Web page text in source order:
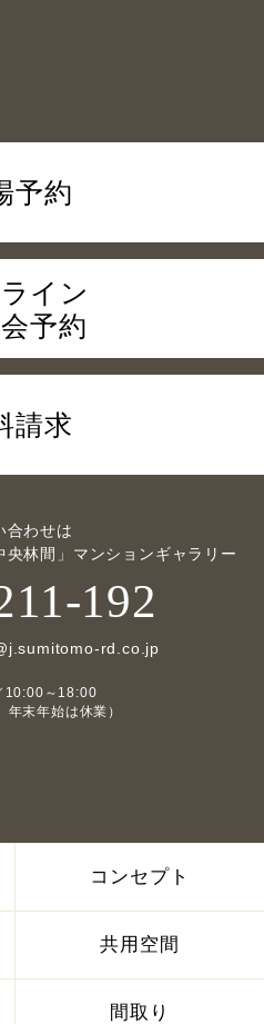
予約
イン
予約
請求
合わせは
林間」マンションギャラリー
192
rd.co.jp
10:00～18:00
年末年始は休業）
コンセプト
共用空間
間取り